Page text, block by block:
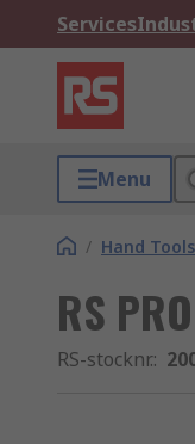
Services
Menu
/ Hand Tools
RS
RS-stocknr.: